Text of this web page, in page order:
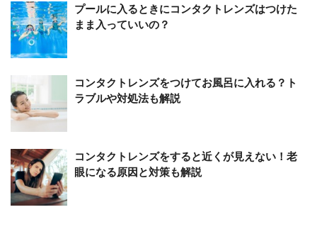
プールに入るときにコンタクトレンズはつけた
まま入っていいの？
コンタクトレンズをつけてお風呂に入れる？ト
ラブルや対処法も解説
コンタクトレンズをすると近くが見えない！老
眼になる原因と対策も解説